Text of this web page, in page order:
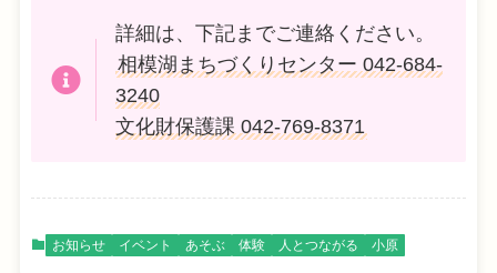
詳細は、下記までご連絡ください。
相模湖まちづくりセンター 042-684-
3240
文化財保護課 042-769-8371
お知らせ イベント あそぶ 体験 人とつながる 小原